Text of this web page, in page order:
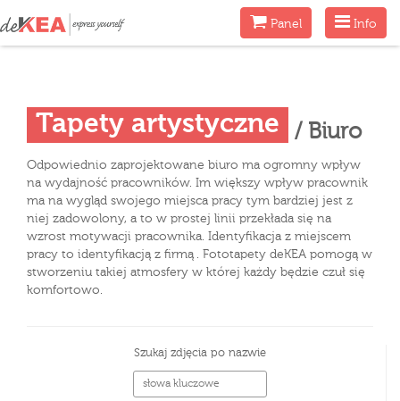
Menu
Info
MenuPanel
Tapety artystyczne / Biuro
Odpowiednio zaprojektowane biuro ma ogromny wpływ
na wydajność pracowników. Im większy wpływ pracownik
ma na wygląd swojego miejsca pracy tym bardziej jest z
niej zadowolony, a to w prostej linii przekłada się na
wzrost motywacji pracownika. Identyfikacja z miejscem
pracy to identyfikacją z firmą . Fototapety deKEA pomogą w
stworzeniu takiej atmosfery w której każdy będzie czuł się
komfortowo.
Szukaj zdjęcia po nazwie